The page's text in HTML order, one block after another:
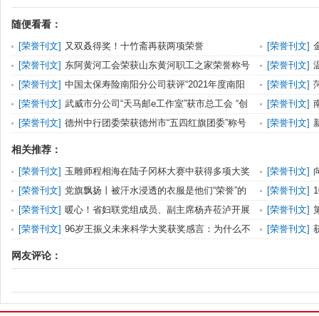
随便看看：
[荣誉刊文] 又双叒得奖！十竹斋再获两项荣誉 [荣誉刊文]
员”称号
[荣誉刊文] 东阿黄河工会荣获山东黄河职工之家荣誉称号 [荣誉刊文]
会“杰出护理
[荣誉刊文] 中国太保寿险南阳分公司获评“2021年度南阳
保险业诚信经营先
[荣誉刊文]
[荣誉刊文] 武威市分公司“天马邮e工作室”获市总工会 “创
新型班组”荣誉
[荣誉刊文]
院”称号
[荣誉刊文] 德州中行团委荣获德州市“五四红旗团委”称号 [荣誉刊文]
相关推荐：
[荣誉刊文] 玉雕师程相海在陆子冈杯大赛中获得多项大奖 [荣誉刊文]
享！
[荣誉刊文] 党旗飘扬丨被汗水浸透的衣服是他们“荣誉”的
象征……
[荣誉刊文]
称号
[荣誉刊文] 暖心！省妇联党组成员、副主席杨卉莅泸开展
送荣誉到基层活动
[荣誉刊文]
[荣誉刊文] 96岁王振义未来科学大奖获奖感言：为什么不
[荣誉刊文]
网友评论：